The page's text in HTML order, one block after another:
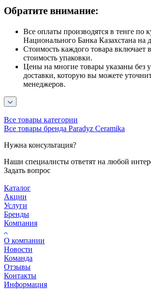
Обратите внимание:
Все оплаты производятся в тенге по
Национального Банка Казахстана на
Стоимость каждого товара включает
стоимость упаковки.
Цены на многие товары указаны без
доставки, которую вы можете
менеджеров.
Все товары категории
Все товары бренда Paradyz Ceramika
Нужна консультация?
Наши специалисты ответят на любой
Задать вопрос
Каталог
Акции
Услуги
Бренды
Компания
О компании
Новости
Команда
Отзывы
Контакты
Информация